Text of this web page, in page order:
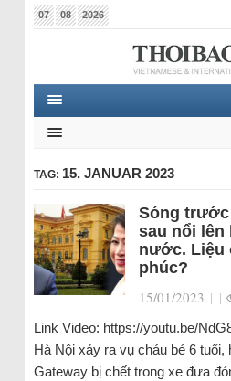
07 08 2026
TAG: 15. JANUAR 2023
Sóng
sau nổi lên
nước. Liệu
phúc?
15/01/2023 | |
Link Video: https://youtu.be/
Hà Nội xảy ra vụ cháu bé 6
Gateway bị chết trong xe đưa